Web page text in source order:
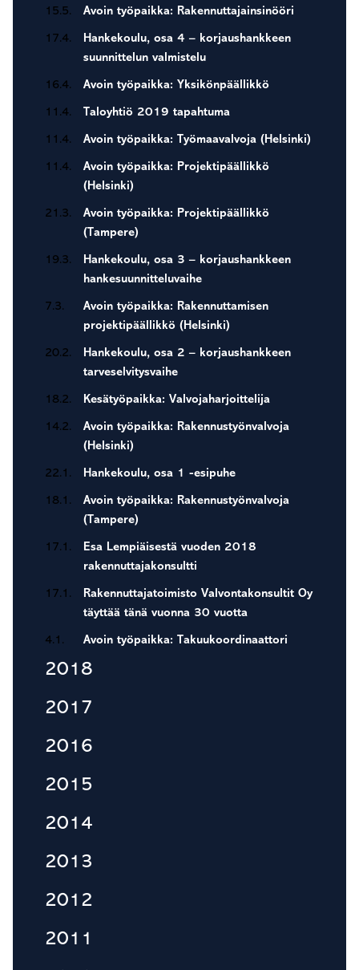
15.5. Avoin työpaikka: Rakennuttajainsinööri
17.4.
Hankekoulu, osa 4 – korjaushankkeen
suunnittelun valmistelu
16.4. Avoin työpaikka: Yksikönpäällikkö
11.4. Taloyhtiö 2019 tapahtuma
11.4. Avoin työpaikka: Työmaavalvoja (Helsinki)
11.4.
Avoin työpaikka: Projektipäällikkö
(Helsinki)
21.3.
Avoin työpaikka: Projektipäällikkö
(Tampere)
19.3.
Hankekoulu, osa 3 – korjaushankkeen
hankesuunnitteluvaihe
7.3.
Avoin työpaikka: Rakennuttamisen
projektipäällikkö (Helsinki)
20.2.
Hankekoulu, osa 2 – korjaushankkeen
tarveselvitysvaihe
18.2. Kesätyöpaikka: Valvojaharjoittelija
14.2.
Avoin työpaikka: Rakennustyönvalvoja
(Helsinki)
22.1. Hankekoulu, osa 1 -esipuhe
18.1.
Avoin työpaikka: Rakennustyönvalvoja
(Tampere)
17.1.
Esa Lempiäisestä vuoden 2018
rakennuttajakonsultti
17.1.
Rakennuttajatoimisto Valvontakonsultit Oy
täyttää tänä vuonna 30 vuotta
4.1. Avoin työpaikka: Takuukoordinaattori
2018
2017
2016
2015
2014
2013
2012
2011